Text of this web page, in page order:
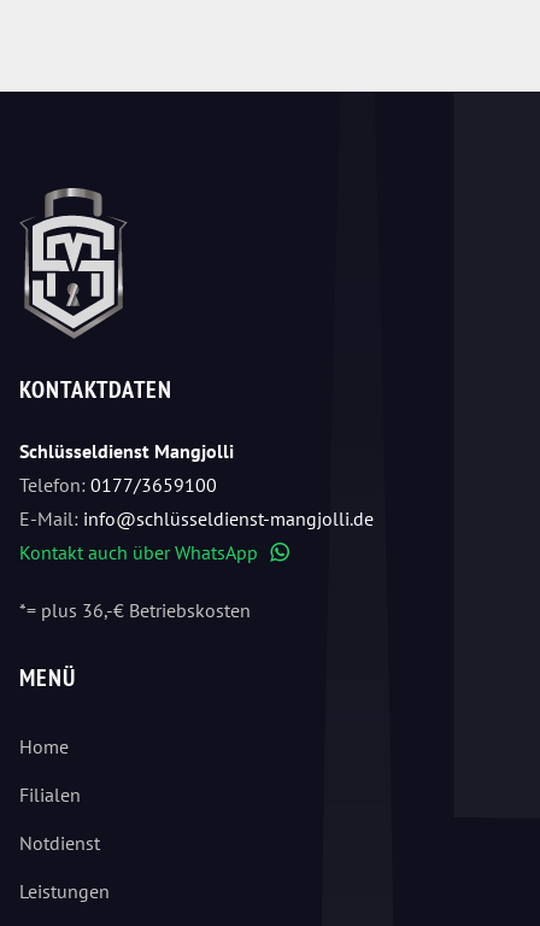
KONTAKTDATEN
Schlüsseldienst Mangjolli
Telefon: 0177/3659100
E-Mail: info@schlüsseldienst-mangjolli.de
Kontakt auch über WhatsApp
*= plus 36,-€ Betriebskosten
MENÜ
Home
Filialen
Notdienst
Leistungen